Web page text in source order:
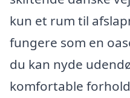
kun et rum til
fungere som en
du kan nyde
komfortable